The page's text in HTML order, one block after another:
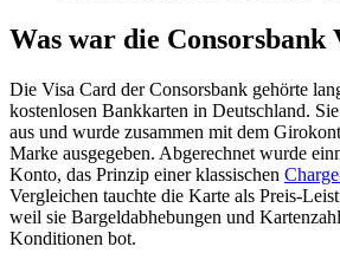
Was war die Consorsbank
Die Visa Card der Consorsbank gehörte
kostenlosen Bankkarten in Deutschland.
aus und wurde zusammen mit dem
Marke ausgegeben. Abgerechnet wurde
Konto, das Prinzip einer klassischen
Vergleichen tauchte die Karte als Preis-
weil sie Bargeldabhebungen und
Konditionen bot.